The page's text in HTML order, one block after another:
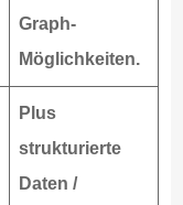
Graph-
Möglichkeiten.
Plus
strukturierte
Daten /